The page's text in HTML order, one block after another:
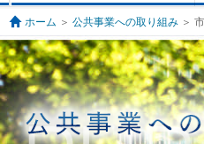
ホーム ＞ 公共事業への取り組み ＞